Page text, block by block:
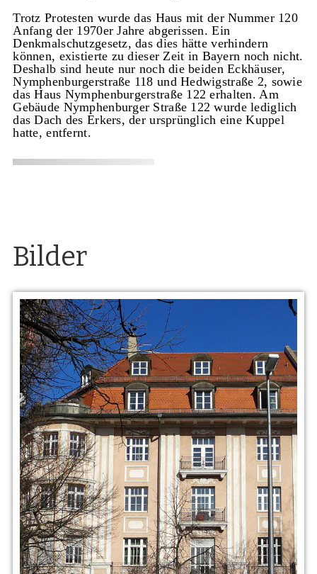
Trotz Protesten wurde das Haus mit der Nummer 120
Anfang der 1970er Jahre abgerissen. Ein
Denkmalschutzgesetz, das dies hätte verhindern
können, existierte zu dieser Zeit in Bayern noch nicht.
Deshalb sind heute nur noch die beiden Eckhäuser,
Nymphenburgerstraße 118 und Hedwigstraße 2, sowie
das Haus Nymphenburgerstraße 122 erhalten. Am
Gebäude Nymphenburger Straße 122 wurde lediglich
das Dach des Erkers, der ursprünglich eine Kuppel
hatte, entfernt.
Bilder